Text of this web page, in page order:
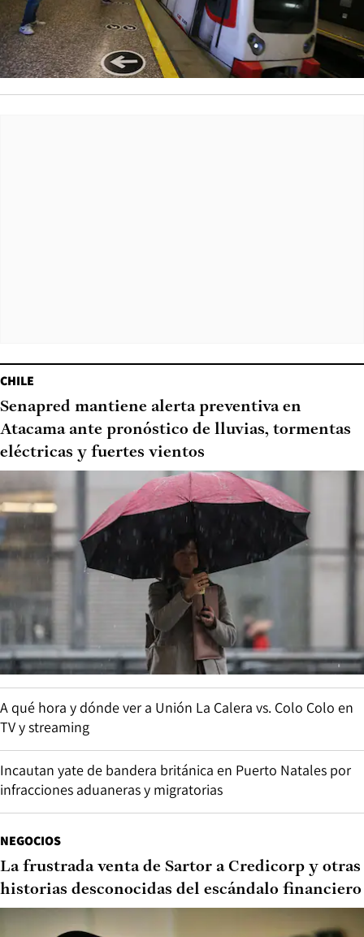
CHILE
Senapred mantiene alerta preventiva en
Atacama ante pronóstico de lluvias, tormentas
eléctricas y fuertes vientos
A qué hora y dónde ver a Unión La Calera vs. Colo Colo en
TV y streaming
Incautan yate de bandera británica en Puerto Natales por
infracciones aduaneras y migratorias
NEGOCIOS
La frustrada venta de Sartor a Credicorp y otras
historias desconocidas del escándalo financiero